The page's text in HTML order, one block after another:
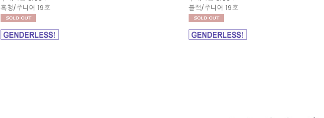
흑청/주니어 19호
블랙/주니어 19호